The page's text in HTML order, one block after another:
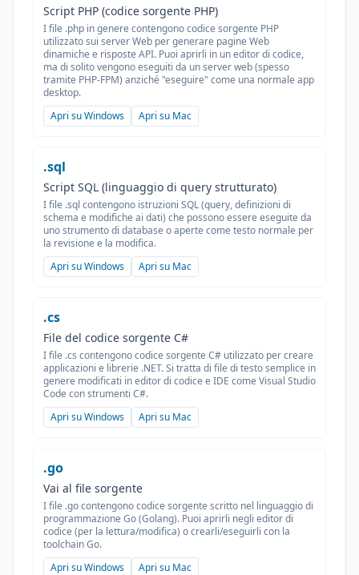
Script PHP (codice sorgente PHP)
I file .php in genere contengono codice sorgente PHP
utilizzato sui server Web per generare pagine Web
dinamiche e risposte API. Puoi aprirli in un editor di codice,
ma di solito vengono eseguiti da un server web (spesso
tramite PHP-FPM) anziché "eseguire" come una normale app
desktop.
Apri su Windows
Apri su Mac
.sql
Script SQL (linguaggio di query strutturato)
I file .sql contengono istruzioni SQL (query, definizioni di
schema e modifiche ai dati) che possono essere eseguite da
uno strumento di database o aperte come testo normale per
la revisione e la modifica.
Apri su Windows
Apri su Mac
.cs
File del codice sorgente C#
I file .cs contengono codice sorgente C# utilizzato per creare
applicazioni e librerie .NET. Si tratta di file di testo semplice in
genere modificati in editor di codice e IDE come Visual Studio
Code con strumenti C#.
Apri su Windows
Apri su Mac
.go
Vai al file sorgente
I file .go contengono codice sorgente scritto nel linguaggio di
programmazione Go (Golang). Puoi aprirli negli editor di
codice (per la lettura/modifica) o crearli/eseguirli con la
toolchain Go.
Apri su Windows
Apri su Mac